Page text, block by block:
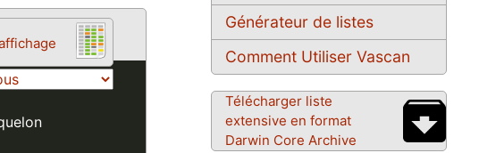
Générateur de listes
Comment Utiliser Vascan
Télécharger liste
extensive en format
Darwin Core Archive